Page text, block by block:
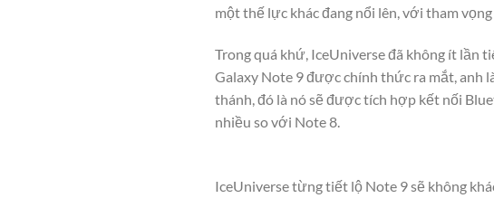
một thế lực khác đang nổi lên, với tham
Trong quá khứ, IceUniverse đã không ít lần
Galaxy Note 9 được chính thức ra mắt, anh
thánh, đó là nó sẽ được tích hợp kết nối
nhiều so với Note 8.
IceUniverse từng tiết lộ Note 9 sẽ không